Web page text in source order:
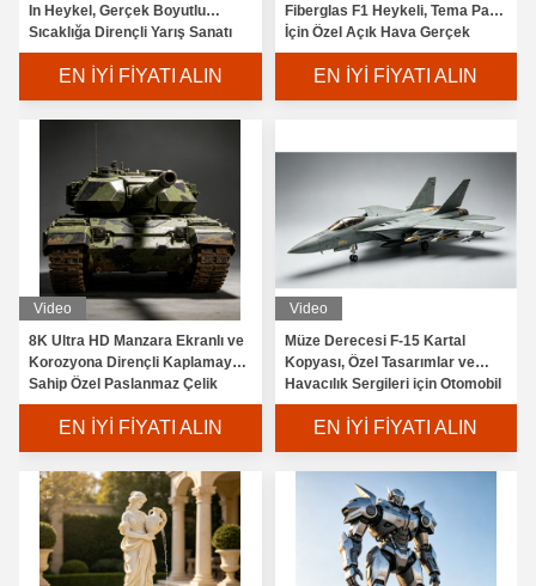
In Heykel, Gerçek Boyutlu
Sıcaklığa Dirençli Yarış Sanatı
Kuruluşu
EN İYI FIYATI ALIN
Fiberglas F1 Heykeli, Tema Parkı
İçin Özel Açık Hava Gerçek
Boyutlu Yarış Modeli
EN İYI FIYATI ALIN
Video
8K Ultra HD Manzara Ekranlı ve
Korozyona Dirençli Kaplamaya
Sahip Özel Paslanmaz Çelik
Sanat Tankı Heykeli
EN İYI FIYATI ALIN
Video
Müze Derecesi F-15 Kartal
Kopyası, Özel Tasarımlar ve
Havacılık Sergileri için Otomobil
Derecesi Boya
EN İYI FIYATI ALIN